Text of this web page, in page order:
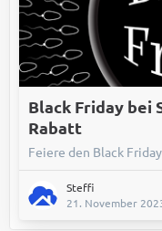
Black Friday bei
Rabatt
Feiere den Black
Steffi
21. November